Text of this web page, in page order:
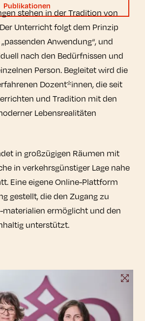
Publikationen
stehen in der Tradition von
Der Unterricht folgt dem Prinzip
Anwendung“, und
nach den Bedürfnissen und
Person. Begleitet wird die
Dozent*innen, die seit
und Tradition mit den
Lebensrealitäten
in großzügigen Räumen mit
in verkehrsgünstiger Lage nahe
Eine eigene Online-Plattform
gestellt, die den Zugang zu
materialien ermöglicht und den
unterstützt.